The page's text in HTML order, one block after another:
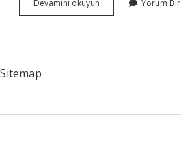
Devamını okuyun
Kelebek
Yorum
Sitemap